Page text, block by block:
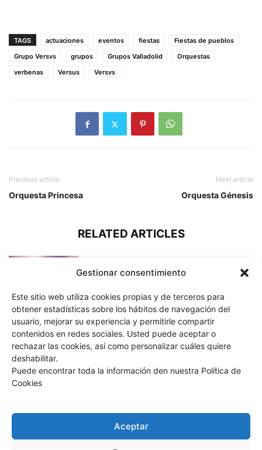
Gestionar consentimiento
Este sitio web utiliza cookies propias y de terceros para
obtener estadísticas sobre los hábitos de navegación del
usuario, mejorar su experiencia y permitirle compartir
contenidos en redes sociales. Usted puede aceptar o
rechazar las cookies, así como personalizar cuáles quiere
deshabilitar.
Puede encontrar toda la información den nuestra Política de
Cookies
Aceptar
TAGS actuaciones eventos fiestas
Fiestas de pueblos
Grupo Versvs
grupos Grupos Valladolid
Orquestas
verbenas
Versus Versvs
Previous article
Orquesta Princesa
Next article
Orquesta Génesis
RELATED ARTICLES
Orquesta Musical Compass